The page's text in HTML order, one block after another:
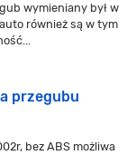
wymieniany był w
również są w tym
przegubu
bez ABS możliwa